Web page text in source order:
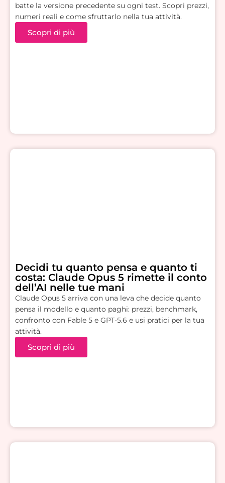
batte la versione precedente su ogni test. Scopri prezzi,
numeri reali e come sfruttarlo nella tua attività.
Scopri di più
Decidi tu quanto pensa e quanto ti
costa: Claude Opus 5 rimette il conto
dell’AI nelle tue mani
Claude Opus 5 arriva con una leva che decide quanto
pensa il modello e quanto paghi: prezzi, benchmark,
confronto con Fable 5 e GPT-5.6 e usi pratici per la tua
attività.
Scopri di più